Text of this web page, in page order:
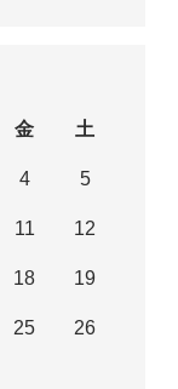
金 土
4 5
11 12
18 19
25 26